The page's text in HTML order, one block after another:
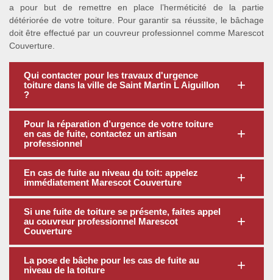
a pour but de remettre en place l’herméticité de la partie
détériorée de votre toiture. Pour garantir sa réussite, le bâchage
doit être effectué par un couvreur professionnel comme Marescot
Couverture.
Qui contacter pour les travaux d'urgence
toiture dans la ville de Saint Martin L Aiguillon
?
Pour la réparation d’urgence de votre toiture
en cas de fuite, contactez un artisan
professionnel
En cas de fuite au niveau du toit: appelez
immédiatement Marescot Couverture
Si une fuite de toiture se présente, faites appel
au couvreur professionnel Marescot
Couverture
La pose de bâche pour les cas de fuite au
niveau de la toiture